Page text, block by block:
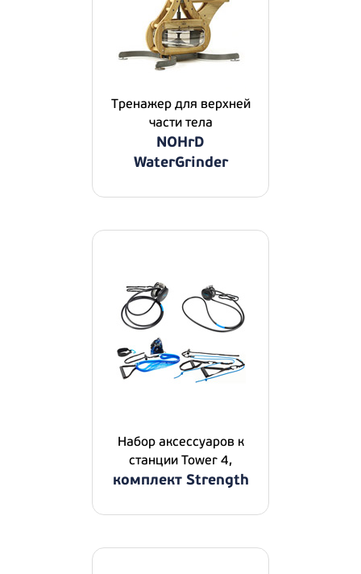
Тренажер для верхней
части тела
NOHrD
WaterGrinder
Набор аксессуаров к
станции Tower 4,
комплект Strength